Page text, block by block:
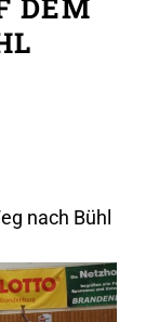
DEM
nach Bühl